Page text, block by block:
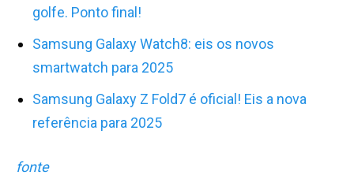
golfe. Ponto final!
Samsung Galaxy Watch8: eis os novos
smartwatch para 2025
Samsung Galaxy Z Fold7 é oficial! Eis a nova
referência para 2025
fonte